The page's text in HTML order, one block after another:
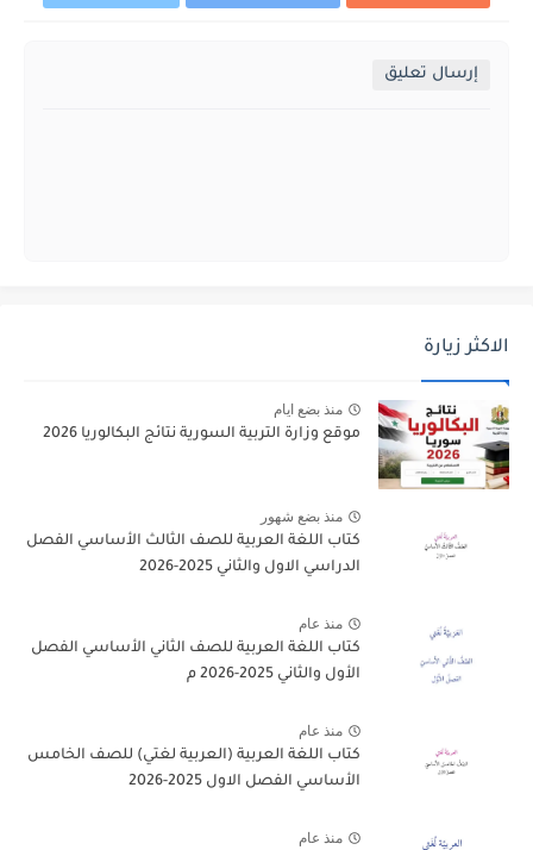
إرسال تعليق
الاكثر زيارة
منذ بضع ايام
موقع وزارة التربية السورية نتائج البكالوريا 2026
منذ بضع شهور
كتاب اللغة العربية للصف الثالث الأساسي الفصل
الدراسي الاول والثاني 2025-2026
منذ عام
كتاب اللغة العربية للصف الثاني الأساسي الفصل
الأول والثاني 2025-2026 م
منذ عام
كتاب اللغة العربية (العربية لغتي) للصف الخامس
الأساسي الفصل الاول 2025-2026
منذ عام